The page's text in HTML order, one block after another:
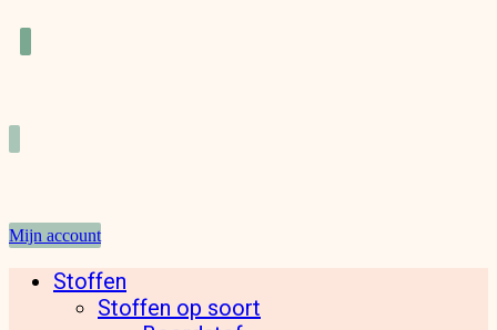
Mijn account
Stoffen
Stoffen op soort